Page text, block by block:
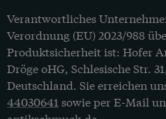
Verantwortliches
Verordnung (EU) 2023/988
Produktsicherheit ist: Hofer
Dröge oHG, Schlesische Str.
Deutschland. Sie erreichen
44030641 sowie per E-Mail